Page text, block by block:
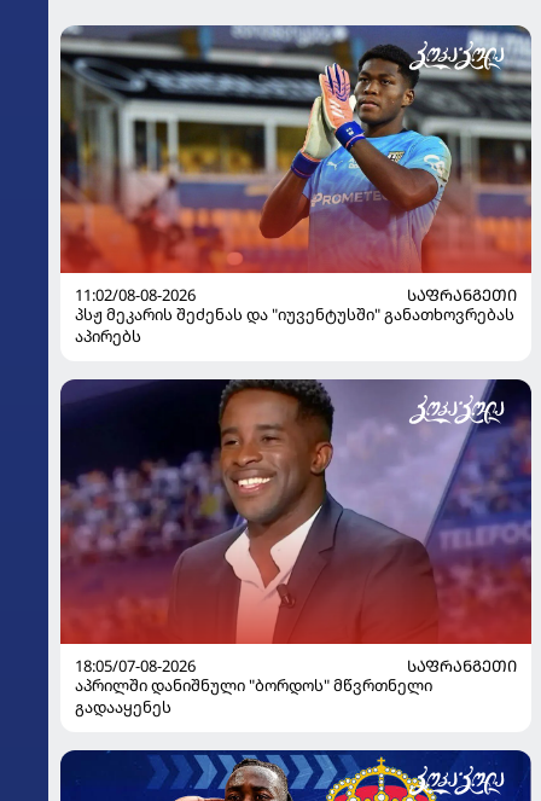
11:02/08-08-2026
ᲡᲐᲤᲠᲐᲜᲒᲔᲗᲘ
პსჟ მეკარის შეძენას და "იუვენტუსში" განათხოვრებას
აპირებს
18:05/07-08-2026
ᲡᲐᲤᲠᲐᲜᲒᲔᲗᲘ
აპრილში დანიშნული "ბორდოს" მწვრთნელი
გადააყენეს